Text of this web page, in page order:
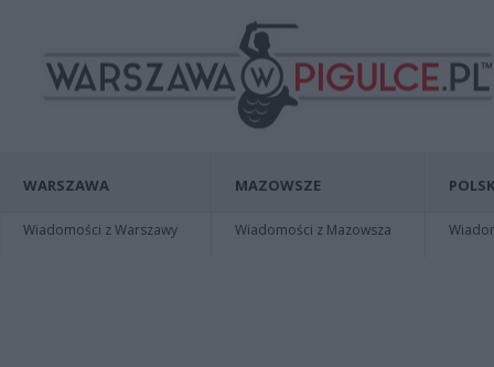
WARSZAWA
Wiadomości z Warszawy
MAZOWSZE
Wiadomości z Mazowsza